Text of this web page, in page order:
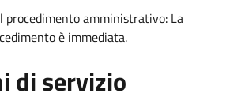
procedimento amministrativo: La
è immediata.
di servizio